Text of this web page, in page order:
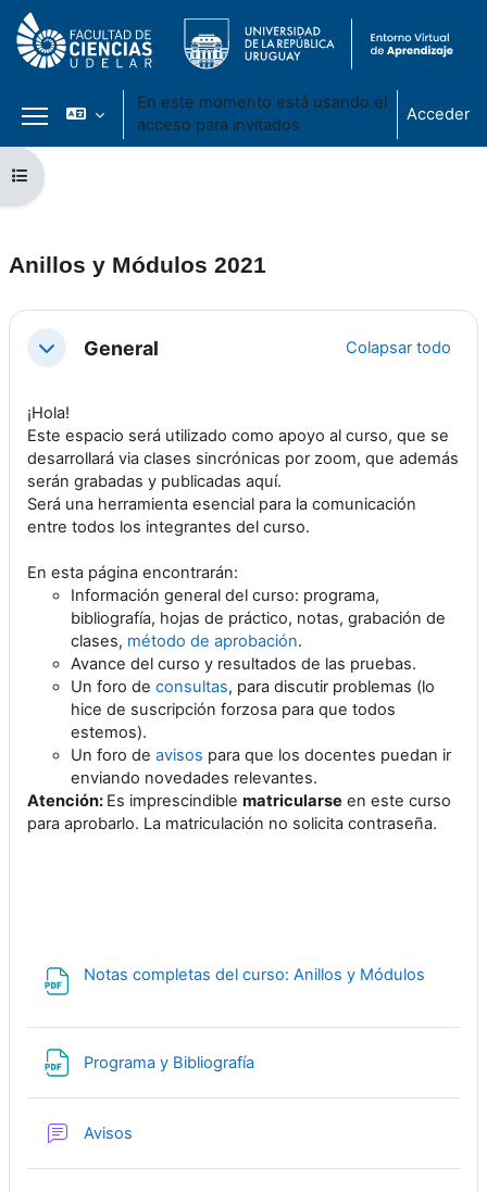
Salta al contenido principal
Panel lateral
En este momento está usando el
acceso para invitados
Acceder
Abrir índice del curso
Anillos y Módulos 2021
Perfilado de sección
ColapsarGeneral Colapsar todo
¡Hola!
Este espacio será utilizado como apoyo al curso, que se
desarrollará via clases sincrónicas por zoom, que además
serán grabadas y publicadas aquí.
Será una herramienta esencial para la comunicación
entre todos los integrantes del curso.
En esta página encontrarán:
Información general del curso: programa,
bibliografía, hojas de práctico, notas, grabación de
clases, método de aprobación.
Avance del curso y resultados de las pruebas.
Un foro de consultas, para discutir problemas (lo
hice de suscripción forzosa para que todos
estemos).
Un foro de avisos para que los docentes puedan ir
enviando novedades relevantes.
Atención: Es imprescindible matricularse en este curso
para aprobarlo. La matriculación no solicita contraseña.
Notas completas del curso: Anillos y Módulos
Programa y Bibliografía
Avisos